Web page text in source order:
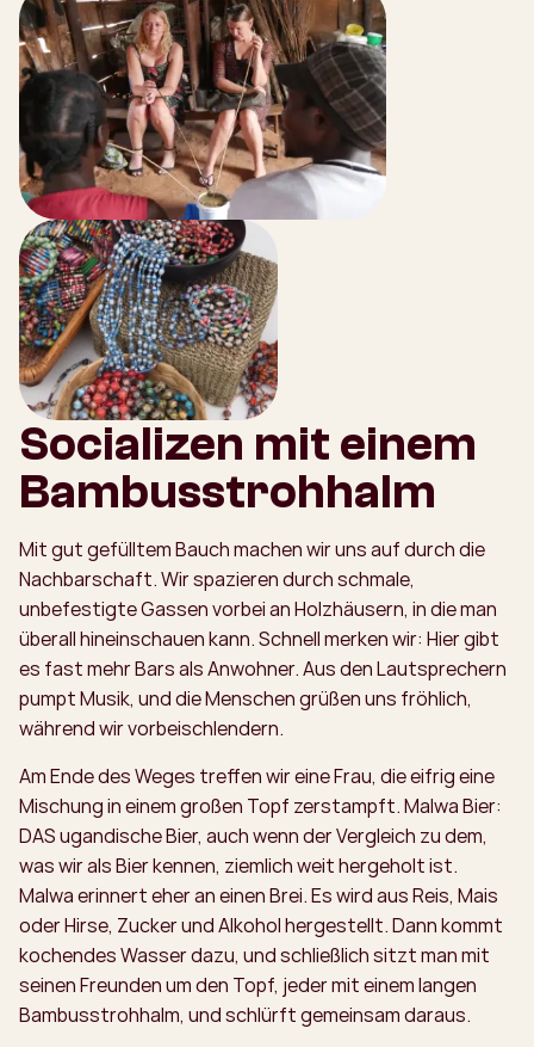
Socializen mit einem
Bambusstrohhalm
Mit gut gefülltem Bauch machen wir uns auf durch die
Nachbarschaft. Wir spazieren durch schmale,
unbefestigte Gassen vorbei an Holzhäusern, in die man
überall hineinschauen kann. Schnell merken wir: Hier gibt
es fast mehr Bars als Anwohner. Aus den Lautsprechern
pumpt Musik, und die Menschen grüßen uns fröhlich,
während wir vorbeischlendern.
Am Ende des Weges treffen wir eine Frau, die eifrig eine
Mischung in einem großen Topf zerstampft. Malwa Bier:
DAS ugandische Bier, auch wenn der Vergleich zu dem,
was wir als Bier kennen, ziemlich weit hergeholt ist.
Malwa erinnert eher an einen Brei. Es wird aus Reis, Mais
oder Hirse, Zucker und Alkohol hergestellt. Dann kommt
kochendes Wasser dazu, und schließlich sitzt man mit
seinen Freunden um den Topf, jeder mit einem langen
Bambusstrohhalm, und schlürft gemeinsam daraus.